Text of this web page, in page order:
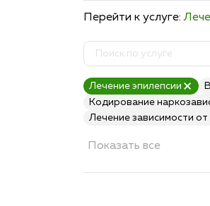
Перейти к услуге:
Лечение эпилепсии
Кодирование
Лечение зависимости
Показать все